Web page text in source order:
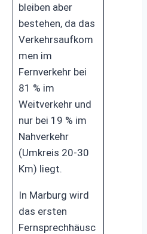
bleiben aber
bestehen, da das
Verkehrsaufkom
men im
Fernverkehr bei
81 % im
Weitverkehr und
nur bei 19 % im
Nahverkehr
(Umkreis 20-30
Km) liegt.
In Marburg wird
das ersten
Fernsprechhäusc